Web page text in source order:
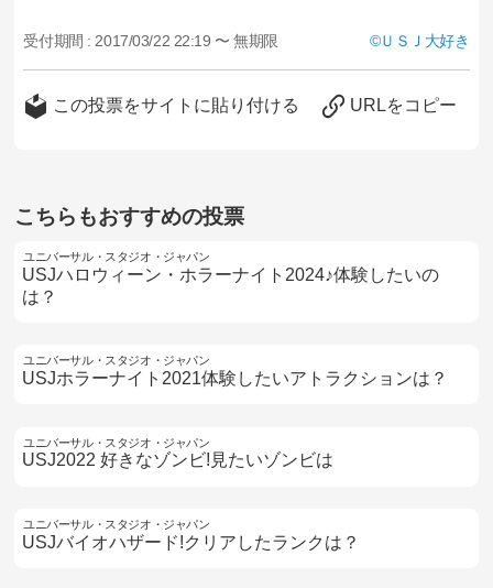
受付期間 : 2017/03/22 22:19 〜 無期限 ＵＳＪ大好き
この投票をサイトに貼り付ける URLをコピー
こちらもおすすめの投票
ユニバーサル・スタジオ・ジャパン
USJハロウィーン・ホラーナイト2024♪体験したいの
は？
ユニバーサル・スタジオ・ジャパン
USJホラーナイト2021体験したいアトラクションは？
ユニバーサル・スタジオ・ジャパン
USJ2022 好きなゾンビ!見たいゾンビは
ユニバーサル・スタジオ・ジャパン
USJバイオハザード!クリアしたランクは？